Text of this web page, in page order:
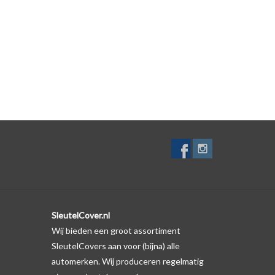
SleutelCover.nl
Wij bieden een groot assortiment
SleutelCovers aan voor (bijna) alle
automerken. Wij produceren regelmatig